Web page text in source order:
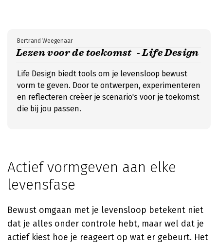
Lezen voor de toekomst - Life Design
Bertrand Weegenaar
Life Design biedt tools om je levensloop bewust
vorm te geven. Door te ontwerpen, experimenteren
en reflecteren creëer je scenario's voor je toekomst
die bij jou passen.
Actief vormgeven aan elke
levensfase
Bewust omgaan met je levensloop betekent niet
dat je alles onder controle hebt, maar wel dat je
actief kiest hoe je reageert op wat er gebeurt. Het